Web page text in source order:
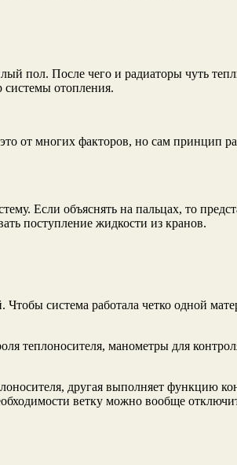
пол. После чего и радиаторы чуть
системы отопления.
от многих факторов, но сам принцип
Если объяснять на пальцах, то
поступление жидкости из кранов.
система работала четко одной
теплоносителя, манометры для
другая выполняет функцию
ветку можно вообще